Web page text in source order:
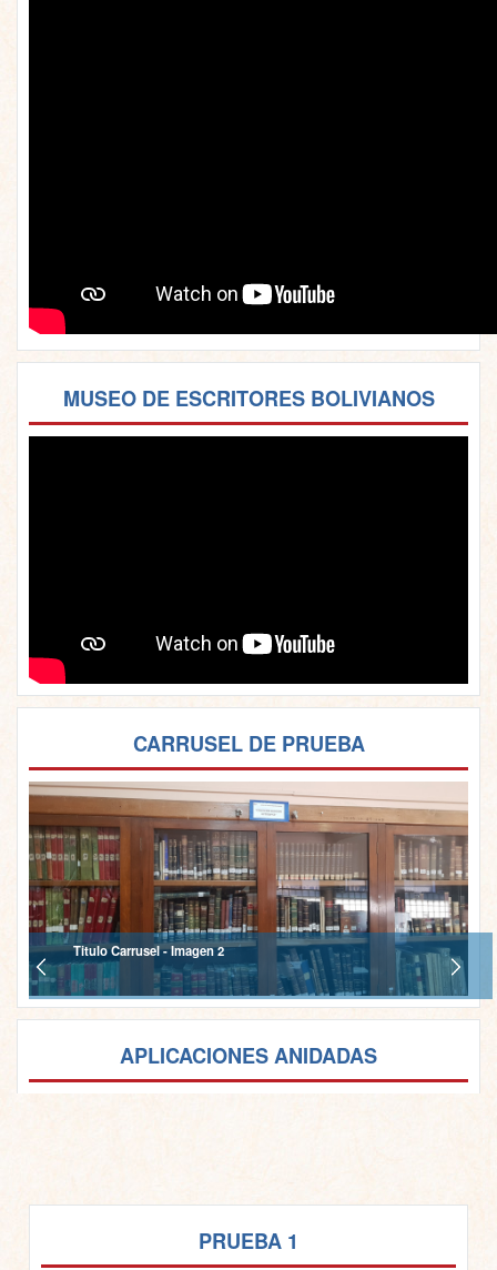
MUSEO DE ESCRITORES BOLIVIANOS
CARRUSEL DE PRUEBA
Titulo Carrusel - Imagen 2
APLICACIONES ANIDADAS
PRUEBA 1